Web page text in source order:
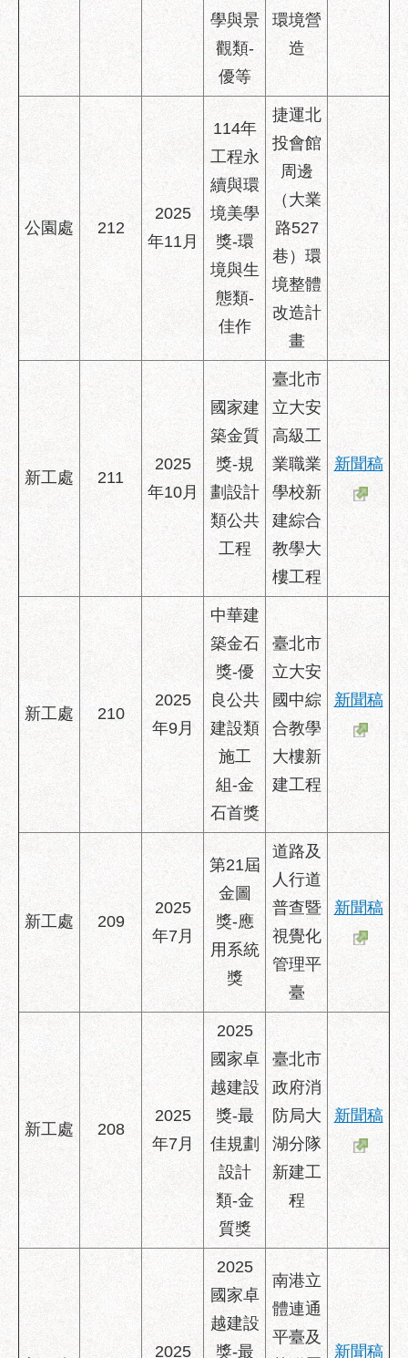
學與景
觀類-
優等
環境營
造
公園處 212
2025
年11月
114年
工程永
續與環
境美學
獎-環
境與生
態類-
佳作
捷運北
投會館
周邊
（大業
路527
巷）環
境整體
改造計
畫
新工處 211
2025
年10月
國家建
築金質
獎-規
劃設計
類公共
工程
臺北市
立大安
高級工
業職業
學校新
建綜合
教學大
樓工程
新聞稿
新工處 210
2025
年9月
中華建
築金石
獎-優
良公共
建設類
施工
組-金
石首獎
臺北市
立大安
國中綜
合教學
大樓新
建工程
新聞稿
新工處 209
2025
年7月
第21屆
金圖
獎-應
用系統
獎
道路及
人行道
普查暨
視覺化
管理平
臺
新聞稿
新工處 208
2025
年7月
2025
國家卓
越建設
獎-最
佳規劃
設計
類-金
質獎
臺北市
政府消
防局大
湖分隊
新建工
程
新聞稿
2025
2025
國家卓
越建設
獎-最
南港立
體連通
平臺及
新聞稿